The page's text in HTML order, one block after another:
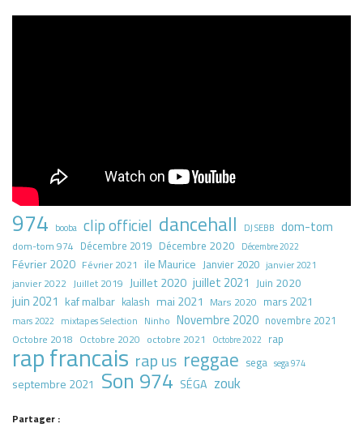
974 booba clip officiel dancehall DJ SEBB dom-tom
dom-tom 974 Décembre 2019 Décembre 2020 Décembre 2022
Février 2020 Février 2021 ile Maurice Janvier 2020 janvier 2021
janvier 2022 Juillet 2019 Juillet 2020 juillet 2021 Juin 2020
juin 2021 kaf malbar kalash mai 2021 Mars 2020 mars 2021
mars 2022 mixtapes Selection Ninho Novembre 2020 novembre 2021
Octobre 2018 Octobre 2020 octobre 2021 Octobre 2022 rap
rap francais rap us reggae sega sega 974
septembre 2021 Son 974 SÉGA zouk
Partager :